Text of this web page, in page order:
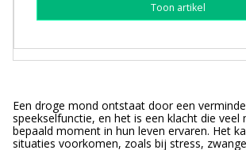
Toon artikel
Een droge mond ontstaat door een
speekselfunctie, en het is een klacht die veel
bepaald moment in hun leven ervaren. Het
situaties voorkomen, zoals bij stress,